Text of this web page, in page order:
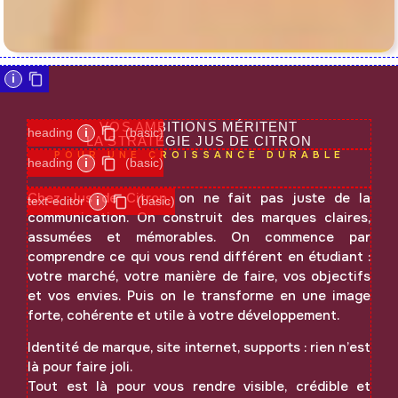
VOS AMBITIONS MÉRITENT
LA STRATÉGIE JUS DE CITRON
heading i (basic)
POUR UNE CROISSANCE DURABLE
heading i (basic)
Chez Jus de Citron, on ne fait pas juste de la
communication. On construit des marques claires,
assumées et mémorables. On commence par
comprendre ce qui vous rend différent en étudiant :
votre marché, votre manière de faire, vos objectifs
et vos envies. Puis on le transforme en une image
forte, cohérente et utile à votre développement.
Identité de marque, site internet, supports : rien n’est
là pour faire joli.
Tout est là pour vous rendre visible, crédible et
text-editor i (basic)
i